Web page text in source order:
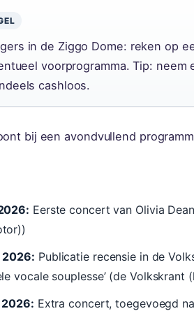
in de Ziggo Dome: reken op
voorprogramma. Tip:
cashloos.
bij een avondvullend
Eerste concert van Olivia
2026: Publicatie recensie in de
vocale souplesse’ (de
2026: Extra concert, toegevoegd